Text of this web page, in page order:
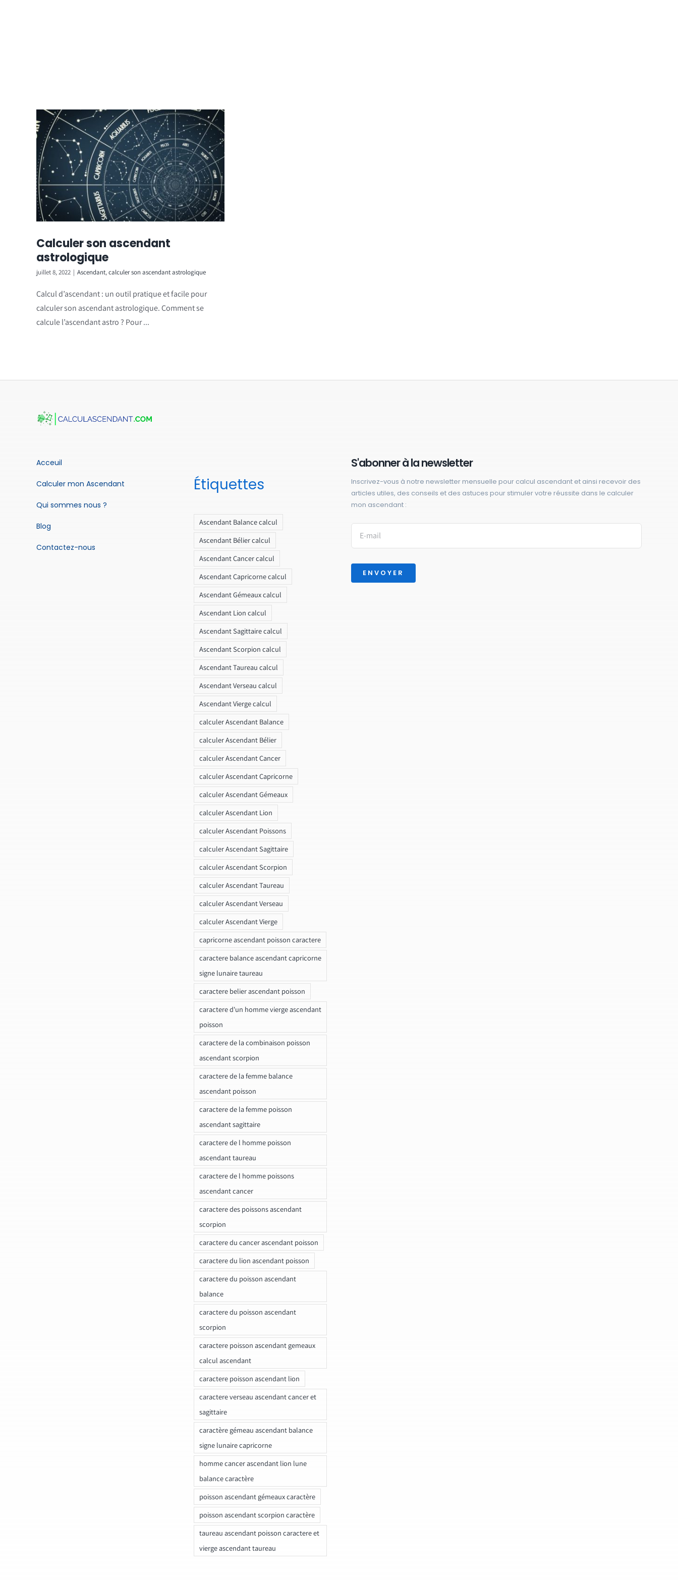
Calculer son ascendant
astrologique
juillet 8, 2022 | Ascendant,calculer son ascendant astrologique
Calcul d’ascendant : un outil pratique et facile pour
calculer son ascendant astrologique. Comment se
calcule l’ascendant astro ? Pour ...
Acceuil
Calculer mon Ascendant
Qui sommes nous ?
Blog
Contactez-nous
Étiquettes
Ascendant Balance calcul
Ascendant Bélier calcul
Ascendant Cancer calcul
Ascendant Capricorne calcul
Ascendant Gémeaux calcul
Ascendant Lion calcul
Ascendant Sagittaire calcul
Ascendant Scorpion calcul
Ascendant Taureau calcul
Ascendant Verseau calcul
Ascendant Vierge calcul
calculer Ascendant Balance
calculer Ascendant Bélier
calculer Ascendant Cancer
calculer Ascendant Capricorne
calculer Ascendant Gémeaux
calculer Ascendant Lion
calculer Ascendant Poissons
calculer Ascendant Sagittaire
calculer Ascendant Scorpion
calculer Ascendant Taureau
calculer Ascendant Verseau
calculer Ascendant Vierge
capricorne ascendant poisson caractere
caractere balance ascendant capricorne
signe lunaire taureau
caractere belier ascendant poisson
caractere d'un homme vierge ascendant
poisson
caractere de la combinaison poisson
ascendant scorpion
caractere de la femme balance
ascendant poisson
caractere de la femme poisson
ascendant sagittaire
caractere de l homme poisson
ascendant taureau
caractere de l homme poissons
ascendant cancer
caractere des poissons ascendant
scorpion
caractere du cancer ascendant poisson
caractere du lion ascendant poisson
caractere du poisson ascendant
balance
caractere du poisson ascendant
scorpion
caractere poisson ascendant gemeaux
calcul ascendant
caractere poisson ascendant lion
caractere verseau ascendant cancer et
sagittaire
caractère gémeau ascendant balance
signe lunaire capricorne
homme cancer ascendant lion lune
balance caractère
poisson ascendant gémeaux caractère
poisson ascendant scorpion caractère
taureau ascendant poisson caractere et
vierge ascendant taureau
S'abonner à la newsletter
Inscrivez-vous à notre newsletter mensuelle pour calcul ascendant et ainsi recevoir des
articles utiles, des conseils et des astuces pour stimuler votre réussite dans le calculer
mon ascendant :
ENVOYER